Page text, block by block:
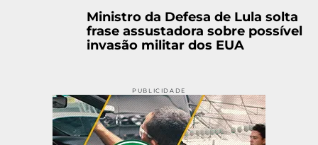
Ministro da Defesa de Lula solta
frase assustadora sobre possível
invasão militar dos EUA
PUBLICIDADE